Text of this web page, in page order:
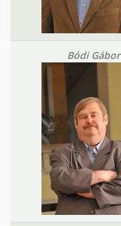
Bódi Gábor